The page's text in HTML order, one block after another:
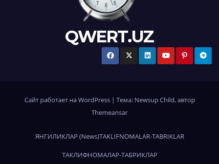
QWERT.UZ
Сайт работает на WordPress | Тема: Newsup Child, автор
Themeansar
ЯНГИЛИКЛАР (News)TAKLIFNOMALAR-TABRIKLAR
ТАКЛИФНОМАЛАР-ТАБРИКЛАР